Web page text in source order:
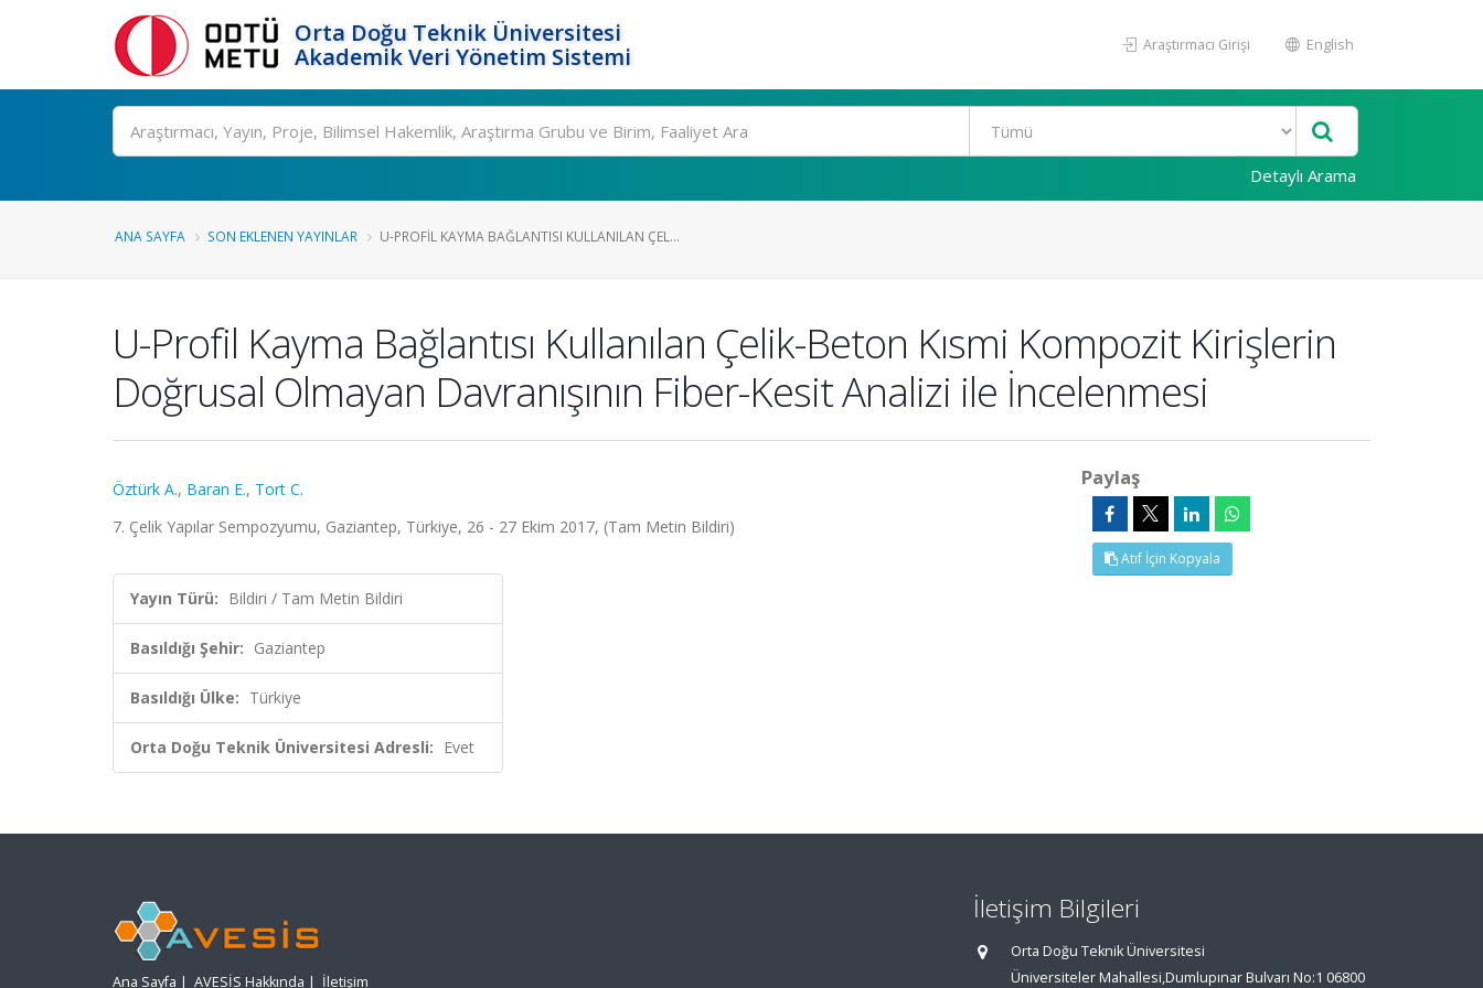
Orta Doğu Teknik Üniversitesi
Akademik Veri Yönetim Sistemi
Araştırmacı Girişi English
Ara
Detaylı Arama
ANA SAYFA SON EKLENEN YAYINLAR U-PROFIL KAYMA BAĞLANTISI KULLANILAN ÇEL...
U-Profil Kayma Bağlantısı Kullanılan Çelik-Beton Kısmi Kompozit Kirişlerin
Doğrusal Olmayan Davranışının Fiber-Kesit Analizi ile İncelenmesi
Öztürk A., Baran E., Tort C.
7. Çelik Yapılar Sempozyumu, Gaziantep, Türkiye, 26 - 27 Ekim 2017, (Tam Metin Bildiri)
Yayın Türü: Bildiri / Tam Metin Bildiri
Basıldığı Şehir: Gaziantep
Basıldığı Ülke: Türkiye
Orta Doğu Teknik Üniversitesi Adresli: Evet
Paylaş
Atıf İçin Kopyala
Ana Sayfa | AVESİS Hakkında | İletişim
İletişim Bilgileri
Orta Doğu Teknik Üniversitesi
Üniversiteler Mahallesi,Dumlupınar Bulvarı No:1 06800